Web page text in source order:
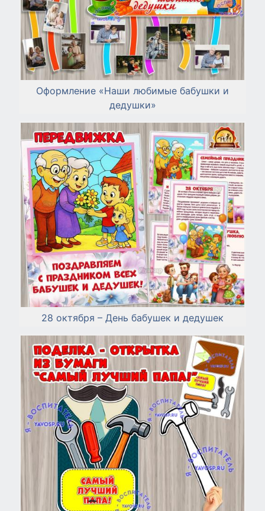
Оформление «Наши любимые бабушки и
дедушки»
28 октября – День бабушек и дедушек